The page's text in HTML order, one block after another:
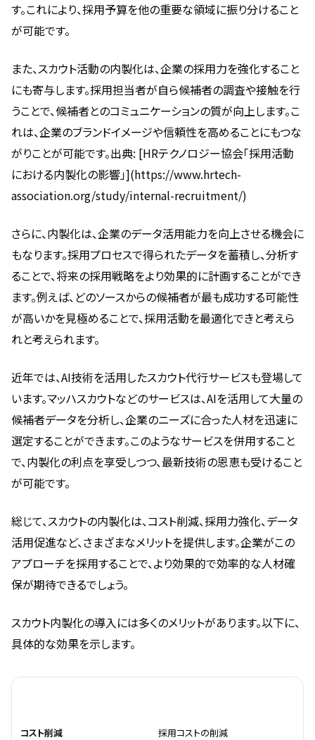
す。これにより、採用予算を他の重要な領域に振り分けること
が可能です。
また、スカウト活動の内製化は、企業の採用力を強化すること
にも寄与します。採用担当者が自ら候補者の調査や接触を行
うことで、候補者とのコミュニケーションの質が向上します。こ
れは、企業のブランドイメージや信頼性を高めることにもつな
がりことが可能です。出典: [HRテクノロジー協会「採用活動
における内製化の影響」](https://www.hrtech-
association.org/study/internal-recruitment/)
さらに、内製化は、企業のデータ活用能力を向上させる機会に
もなります。採用プロセスで得られたデータを蓄積し、分析す
ることで、将来の採用戦略をより効果的に計画することができ
ます。例えば、どのソースからの候補者が最も成功する可能性
が高いかを見極めることで、採用活動を最適化できと考えら
れと考えられます。
近年では、AI技術を活用したスカウト代行サービスも登場して
います。マッハスカウトなどのサービスは、AIを活用して大量の
候補者データを分析し、企業のニーズに合った人材を迅速に
選定することができます。このようなサービスを併用すること
で、内製化の利点を享受しつつ、最新技術の恩恵も受けること
が可能です。
総じて、スカウトの内製化は、コスト削減、採用力強化、データ
活用促進など、さまざまなメリットを提供します。企業がこの
アプローチを採用することで、より効果的で効率的な人材確
保が期待できるでしょう。
スカウト内製化の導入には多くのメリットがあります。以下に、
具体的な効果を示します。
コスト削減 採用コストの削減